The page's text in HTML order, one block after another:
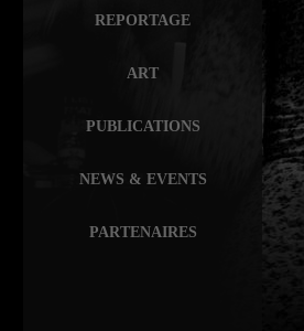
REPORTAGE
ART
PUBLICATIONS
NEWS & EVENTS
PARTENAIRES